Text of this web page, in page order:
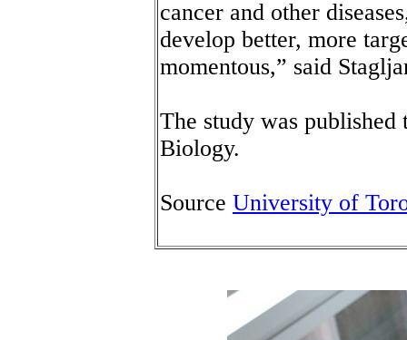
cancer and other
develop better, more
momentous,” said
The study was
Biology.
Source University of